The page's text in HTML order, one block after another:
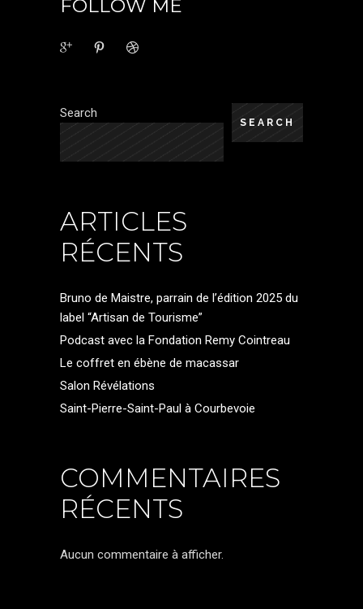
FOLLOW ME
Search
SEARCH
ARTICLES
RÉCENTS
Bruno de Maistre, parrain de l’édition 2025 du
label “Artisan de Tourisme”
Podcast avec la Fondation Remy Cointreau
Le coffret en ébène de macassar
Salon Révélations
Saint-Pierre-Saint-Paul à Courbevoie
COMMENTAIRES
RÉCENTS
Aucun commentaire à afficher.